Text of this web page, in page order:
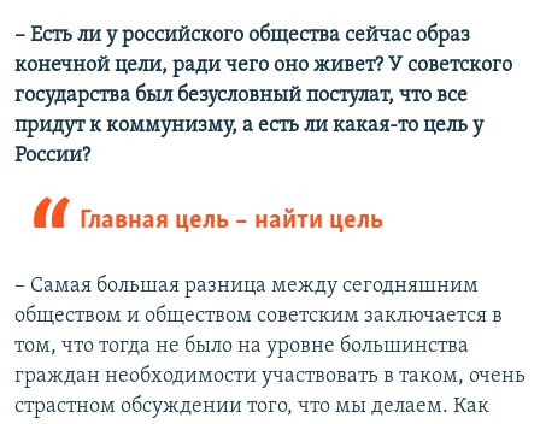
– Есть ли у российского общества сейчас образ
конечной цели, ради чего оно живет? У советского
государства был безусловный постулат, что все
придут к коммунизму, а есть ли какая-то цель у
России?
Главная цель – найти цель
– Самая большая разница между сегодняшним
обществом и обществом советским заключается в
том, что тогда не было на уровне большинства
граждан необходимости участвовать в таком, очень
страстном обсуждении того, что мы делаем. Как